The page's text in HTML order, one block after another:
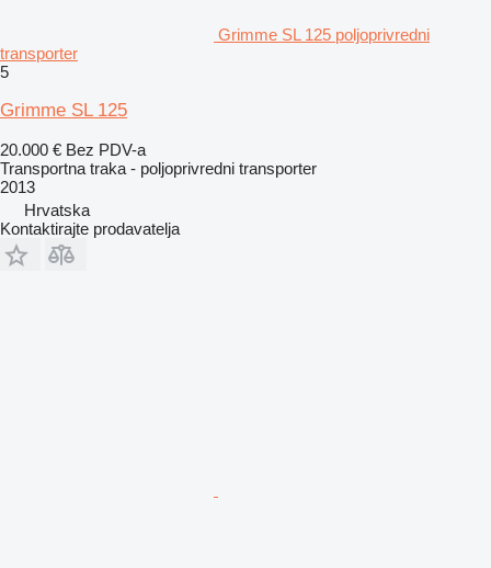
Grimme SL 125 poljoprivredni
transporter
5
Grimme SL 125
20.000 € Bez PDV-a
Transportna traka - poljoprivredni transporter
2013
Hrvatska
Kontaktirajte prodavatelja